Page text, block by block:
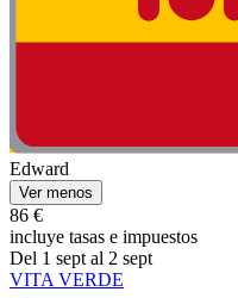
Edward
Ver menos
86 €
incluye tasas e impuestos
Del 1 sept al 2 sept
VITA VERDE